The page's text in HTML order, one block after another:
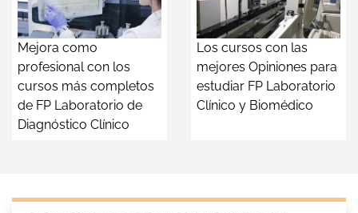
Mejora como
profesional con los
cursos más completos
de FP Laboratorio de
Diagnóstico Clínico
Los cursos con las
mejores Opiniones para
estudiar FP Laboratorio
Clínico y Biomédico